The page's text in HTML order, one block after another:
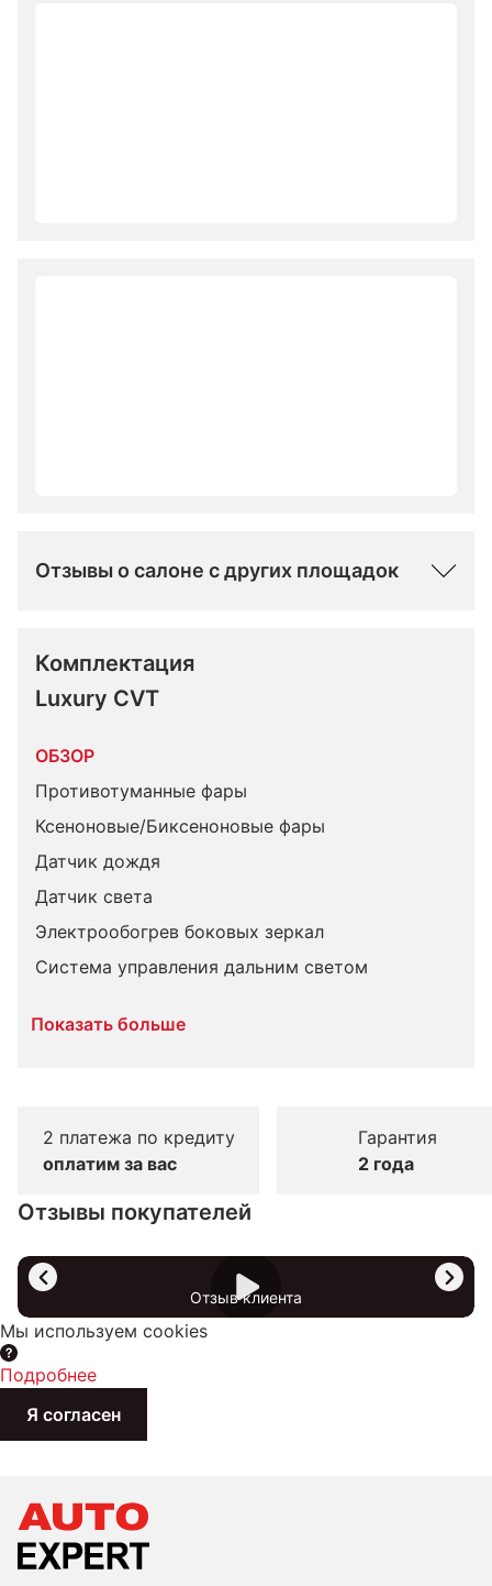
Отзывы о салоне с других площадок
Комплектация
Luxury CVT
ОБЗОР
Противотуманные фары
Ксеноновые/Биксеноновые фары
Датчик дождя
Датчик света
Электрообогрев боковых зеркал
Система управления дальним светом
Показать больше
2 платежа по кредиту
оплатим за вас
Гарантия
2 года
Отзывы покупателей
Отзыв клиента
Мы используем cookies
Подробнее
Я согласен